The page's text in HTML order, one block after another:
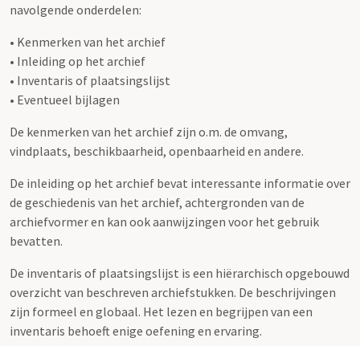
navolgende onderdelen:
• Kenmerken van het archief
• Inleiding op het archief
• Inventaris of plaatsingslijst
• Eventueel bijlagen
De kenmerken van het archief zijn o.m. de omvang,
vindplaats, beschikbaarheid, openbaarheid en andere.
De inleiding op het archief bevat interessante informatie over
de geschiedenis van het archief, achtergronden van de
archiefvormer en kan ook aanwijzingen voor het gebruik
bevatten.
De inventaris of plaatsingslijst is een hiërarchisch opgebouwd
overzicht van beschreven archiefstukken. De beschrijvingen
zijn formeel en globaal. Het lezen en begrijpen van een
inventaris behoeft enige oefening en ervaring.